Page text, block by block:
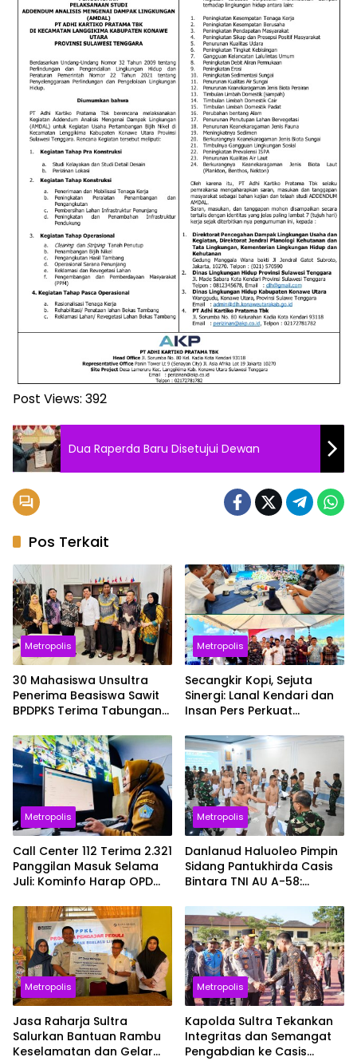
Post Views: 392
Dua Raperda Baru Disetujui Dewan
Pos Terkait
Metropolis
30 Mahasiswa Unsultra
Penerima Beasiswa Sawit
BPDPKS Terima Tabungan
SDM Unggul
Metropolis
Secangkir Kopi, Sejuta
Sinergi: Lanal Kendari dan
Insan Pers Perkuat
Metropolis
Call Center 112 Terima 2.321
Panggilan Masuk Selama
Juli: Kominfo Harap OPD
Metropolis
Danlanud Haluoleo Pimpin
Sidang Pantukhirda Casis
Bintara TNI AU A-58:
Dilaksanakan Secara
Profesional dan
Transparan
Metropolis
Jasa Raharja Sultra
Salurkan Bantuan Rambu
Keselamatan dan Gelar
Metropolis
Kapolda Sultra Tekankan
Integritas dan Semangat
Pengabdian ke Casis